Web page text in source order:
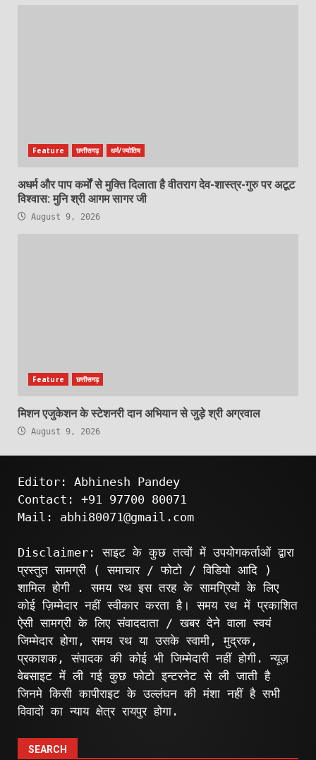
Feature छत्तीसगढ़ धर्म/ज्योतिष
अधर्म और पाप कर्मों से मुक्ति दिलाता है वीतराग देव-शास्त्र-गुरु पर अटूट
विश्वास: मुनि श्री आगम सागर जी
August 9, 2026
Feature छत्तीसगढ़
मिशन एजुकेशन के स्टेशनरी दान अभियान से जुड़े श्री अग्रवाल
August 9, 2026
Editor: Abhinesh Pandey
Contact: +91 97700 80071
Mail: abhi80071@gmail.com
Disclaimer: साइट के कुछ तत्वों में उपयोगकर्ताओं द्वारा
प्रस्तुत सामग्री ( समाचार / फोटो / विडियो आदि )
शामिल होगी . समय रथ इस तरह के सामग्रियों के लिए
कोई ज़िम्मेदार नहीं स्वीकार करता है। समय रथ में प्रकाशित
ऐसी सामग्री के लिए संवाददाता / खबर देने वाला स्वयं
जिम्मेदार होगा, समय रथ या उसके स्वामी, मुद्रक,
प्रकाशक, संपादक की कोई भी जिम्मेदारी नहीं होगी. न्यूज़
वेबसाइट में ली गई कुछ फोटो इन्टरनेट से ली जाती है
जिनमे किसी कापीराइट के उल्लंघन की मंशा नहीं है सभी
विवादों का न्याय क्षेत्र रायपुर होगा.
SEARCH